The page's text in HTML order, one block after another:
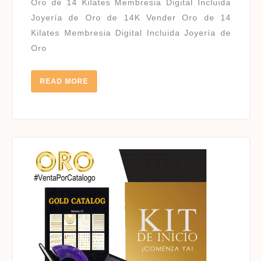
Oro de 14 Kilates Membresia Digital Incluida
Joyería de Oro de 14K Vender Oro de 14
Kilates Membresia Digital Incluida Joyería de
Oro
READ MORE
MORE